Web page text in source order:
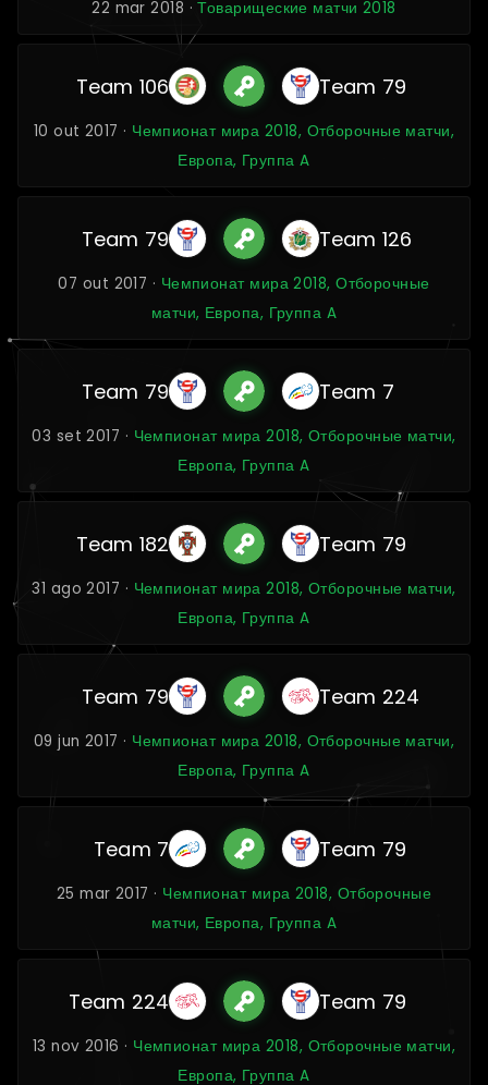
22 mar 2018 ·Товарищеские матчи 2018
Team 106 Team 79
10 out 2017 · Чемпионат мира 2018, Отборочные матчи,
Европа, Группа A
Team 79 Team 126
07 out 2017 · Чемпионат мира 2018, Отборочные
матчи, Европа, Группа A
Team 79 Team 7
03 set 2017 · Чемпионат мира 2018, Отборочные матчи,
Европа, Группа A
Team 182 Team 79
31 ago 2017 · Чемпионат мира 2018, Отборочные матчи,
Европа, Группа A
Team 79 Team 224
09 jun 2017 · Чемпионат мира 2018, Отборочные матчи,
Европа, Группа A
Team 7 Team 79
25 mar 2017 · Чемпионат мира 2018, Отборочные
матчи, Европа, Группа A
Team 224 Team 79
13 nov 2016 · Чемпионат мира 2018, Отборочные матчи,
Европа, Группа A